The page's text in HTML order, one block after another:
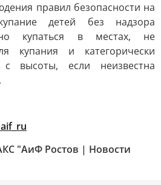
правил безопасности на
детей без надзора
купаться в местах, не
купания и категорически
высоты, если неизвестна
"АиФ Ростов | Новости